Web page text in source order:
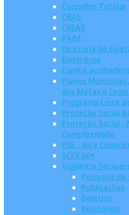
Conselho Tutelar
CRAS
CREAS
PAIM
Diretoria de
Endereços
Família
Planos
das Metas e
Programa Leite
Proteção Social
Proteção Social -
Complexidade
PSE - Alta
SCFV 60+
Vigilância
Pesquisa
Publicações
Boletins
Relatórios